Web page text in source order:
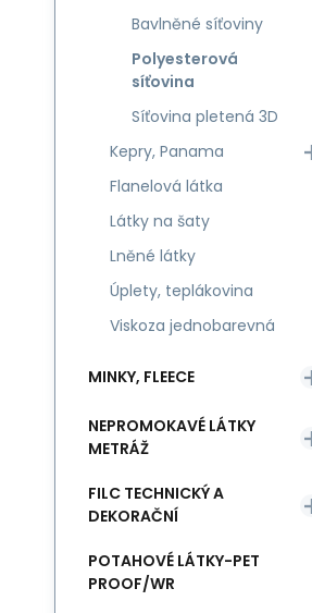
Bavlněné síťoviny
Polyesterová
síťovina
Síťovina pletená 3D
Kepry, Panama
Flanelová látka
Látky na šaty
Lněné látky
Úplety, teplákovina
Viskoza jednobarevná
MINKY, FLEECE
NEPROMOKAVÉ LÁTKY
METRÁŽ
FILC TECHNICKÝ A
DEKORAČNÍ
POTAHOVÉ LÁTKY-PET
PROOF/WR